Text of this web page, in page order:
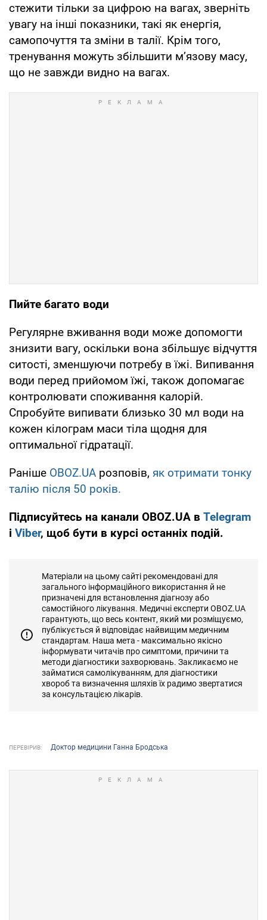
стежити тільки за цифрою на вагах, зверніть
увагу на інші показники, такі як енергія,
самопочуття та зміни в талії. Крім того,
тренування можуть збільшити м’язову масу,
що не завжди видно на вагах.
Пийте багато води
Регулярне вживання води може допомогти
знизити вагу, оскільки вона збільшує відчуття
ситості, зменшуючи потребу в їжі. Випивання
води перед прийомом їжі, також допомагає
контролювати споживання калорій.
Спробуйте випивати близько 30 мл води на
кожен кілограм маси тіла щодня для
оптимальної гідратації.
Раніше OBOZ.UA розповів, як отримати тонку
талію після 50 років.
Підписуйтесь на канали OBOZ.UA в Telegram
і Viber, щоб бути в курсі останніх подій.
Матеріали на цьому сайті рекомендовані для
загального інформаційного використання й не
призначені для встановлення діагнозу або
самостійного лікування. Медичні експерти OBOZ.UA
гарантують, що весь контент, який ми розміщуємо,
публікується й відповідає найвищим медичним
стандартам. Наша мета - максимально якісно
інформувати читачів про симптоми, причини та
методи діагностики захворювань. Закликаємо не
займатися самолікуванням, для діагностики
хвороб та визначення шляхів їх радимо звертатися
за консультацією лікарів.
ПЕРЕВІРИВ: Доктор медицини Ганна Бродська